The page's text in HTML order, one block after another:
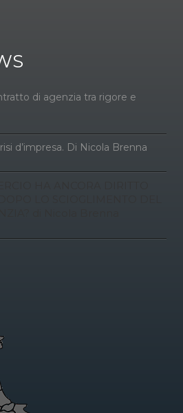
di agenzia tra rigore e
d’impresa. Di Nicola Brenna